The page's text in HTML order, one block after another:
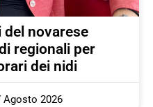
del novarese
regionali per
dei nidi
Agosto 2026